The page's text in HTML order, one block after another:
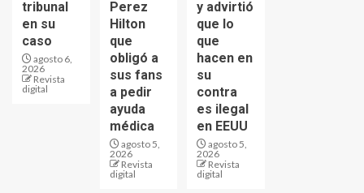
tribunal
en su
caso
agosto 6,
2026
Revista
digital
Perez
Hilton
que
obligó a
sus fans
a pedir
ayuda
médica
agosto 5,
2026
Revista
digital
y advirtió
que lo
que
hacen en
su
contra
es ilegal
en EEUU
agosto 5,
2026
Revista
digital